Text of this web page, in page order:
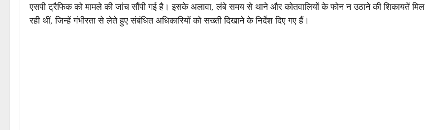
एसपी ट्रैफिक को मामले की जांच सौंपी गई है। इसके अलावा, लंबे समय से थाने और कोतवालियों के फोन न उठाने की शिकायतें मिल
रही थीं, जिन्हें गंभीरता से लेते हुए संबंधित अधिकारियों को सख्ती दिखाने के निर्देश दिए गए हैं।